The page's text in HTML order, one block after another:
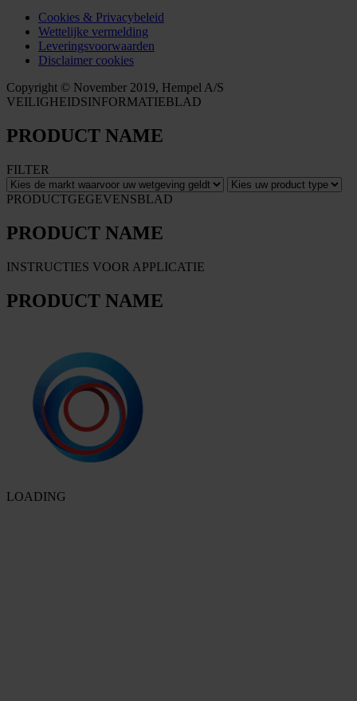
Cookies & Privacybeleid
Wettelijke vermelding
Leveringsvoorwaarden
Disclaimer cookies
Copyright © November 2019, Hempel A/S
VEILIGHEIDSINFORMATIEBLAD
PRODUCT NAME
FILTER
PRODUCTGEGEVENSBLAD
PRODUCT NAME
INSTRUCTIES VOOR APPLICATIE
PRODUCT NAME
LOADING